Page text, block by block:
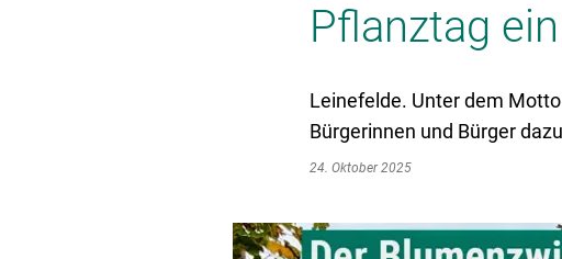
Pflanztag ein
Leinefelde. Unter dem
Bürgerinnen und Bürger
24. Oktober 2025